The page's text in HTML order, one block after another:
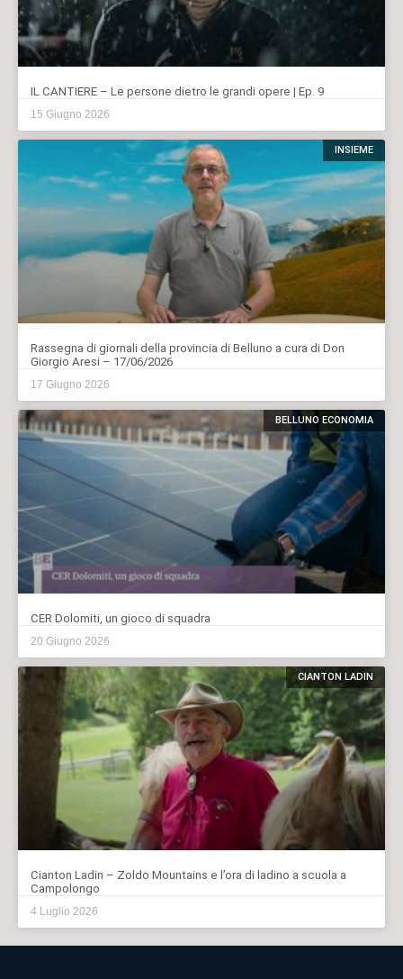
IL CANTIERE – Le persone dietro le grandi opere | Ep. 9
15 Giugno 2026
INSIEME
Rassegna di giornali della provincia di Belluno a cura di Don
Giorgio Aresi – 17/06/2026
17 Giugno 2026
BELLUNO ECONOMIA
CER Dolomiti, un gioco di squadra
20 Giugno 2026
CIANTON LADIN
Cianton Ladin – Zoldo Mountains e l’ora di ladino a scuola a
Campolongo
4 Luglio 2026